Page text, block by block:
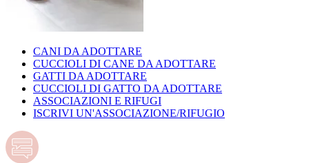
CANI DA ADOTTARE
CUCCIOLI DI CANE DA ADOTTARE
GATTI DA ADOTTARE
CUCCIOLI DI GATTO DA ADOTTARE
ASSOCIAZIONI E RIFUGI
ISCRIVI UN'ASSOCIAZIONE/RIFUGIO